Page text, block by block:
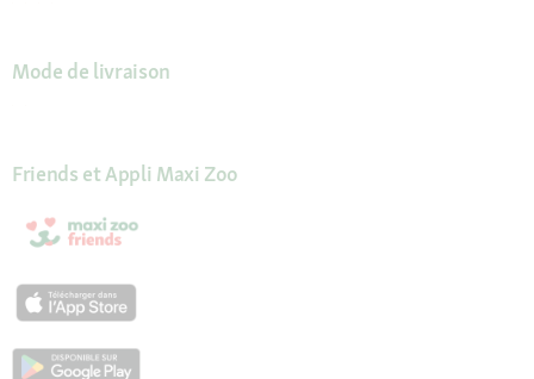
Mode de livraison
Friends et Appli Maxi Zoo